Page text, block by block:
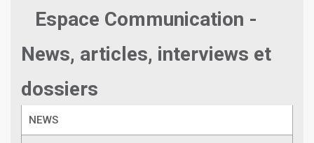
Espace Communication -
News, articles, interviews et
dossiers
NEWS